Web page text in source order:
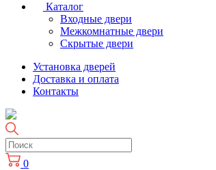
Каталог
Входные двери
Межкомнатные двери
Скрытые двери
Установка дверей
Доставка и оплата
Контакты
0